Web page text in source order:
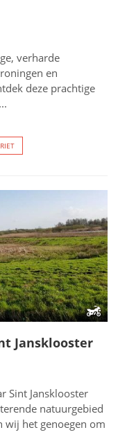
verharde
en
deze prachtige
Jansklooster
Sint Jansklooster
natuurgebied
wij het genoegen om